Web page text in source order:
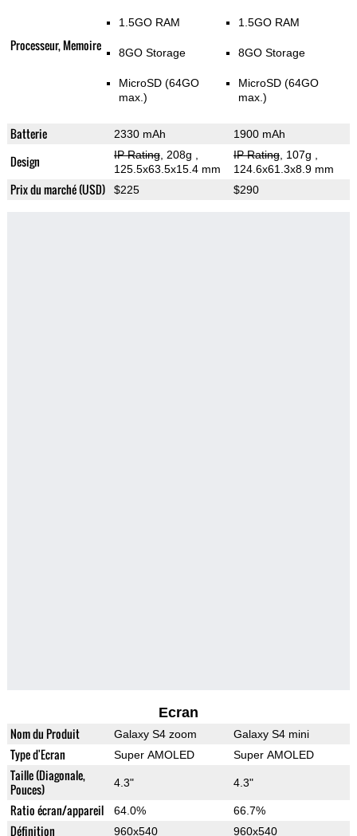
Processeur, Memoire
1.5GO RAM
8GO Storage
MicroSD (64GO
max.)
1.5GO RAM
8GO Storage
MicroSD (64GO
max.)
Batterie 2330 mAh 1900 mAh
Design IP Rating, 208g
125.5x63.5x15.4 mm
IP Rating, 107g
124.6x61.3x8.9 mm
Prix du marché (USD) $225 $290
Ecran
Nom du Produit Galaxy S4 zoom Galaxy S4 mini
Type d'Ecran Super AMOLED Super AMOLED
Taille (Diagonale,
Pouces)
4.3" 4.3"
Ratio écran/appareil 64.0% 66.7%
Définition 960x540 960x540